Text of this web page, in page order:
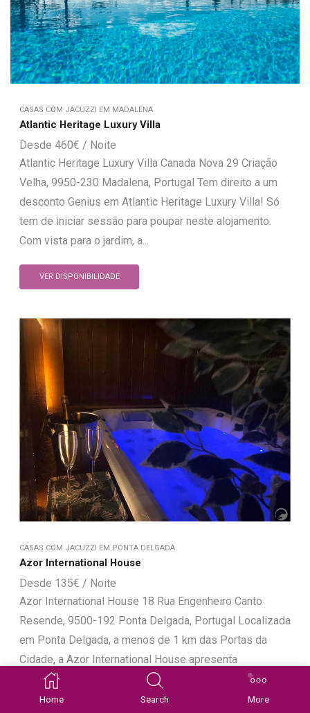
CASAS COM JACUZZI EM MADALENA
Atlantic Heritage Luxury Villa
460€
Atlantic Heritage Luxury Villa Canada Nova 29 Criação
Velha, 9950-230 Madalena, Portugal Tem direito a um
desconto Genius em Atlantic Heritage Luxury Villa! Só
tem de iniciar sessão para poupar neste alojamento.
Com vista para o jardim, a...
VER DISPONIBILIDADE
CASAS COM JACUZZI EM PONTA DELGADA
Azor International House
135€
Azor International House 18 Rua Engenheiro Canto
Resende, 9500-192 Ponta Delgada, Portugal Localizada
em Ponta Delgada, a menos de 1 km das Portas da
Cidade, a Azor International House apresenta
acomodações com um salão partilhado, acesso Wi-Fi
gratuito,...
Home Search More